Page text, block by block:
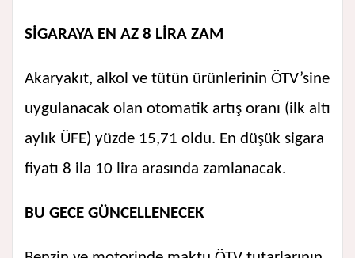
SİGARAYA EN AZ 8 LİRA ZAM
Akaryakıt, alkol ve tütün ürünlerinin ÖTV’sine
uygulanacak olan otomatik artış oranı (ilk altı
aylık ÜFE) yüzde 15,71 oldu. En düşük sigara
fiyatı 8 ila 10 lira arasında zamlanacak.
BU GECE GÜNCELLENECEK